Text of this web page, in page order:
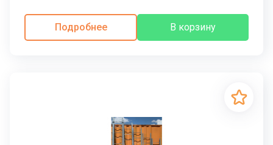
Подробнее В корзину